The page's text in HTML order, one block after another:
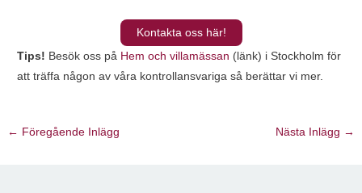
Kontakta oss här!
Tips! Besök oss på Hem och villamässan (länk) i Stockholm för
att träffa någon av våra kontrollansvariga så berättar vi mer.
← Föregående Inlägg Nästa Inlägg →